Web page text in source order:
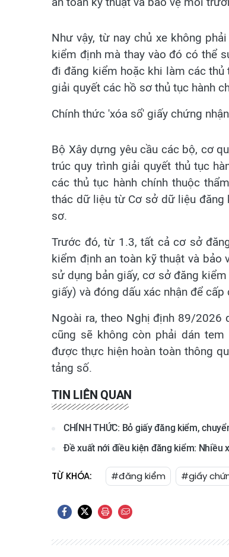
Như vậy, từ nay chủ xe không
kiểm định mà thay vào đó có thể
đi đăng kiểm hoặc khi làm các
giải quyết các hồ sơ thủ tục hành
Chính thức 'xóa sổ' giấy chứng
Bộ Xây dựng yêu cầu các bộ, cơ
trúc quy trình giải quyết thủ tục
các thủ tục hành chính thuộc
thác dữ liệu từ Cơ sở dữ liệu
sơ.
Trước đó, từ 1.3, tất cả cơ sở
kiểm định an toàn kỹ thuật và bảo
sử dụng bản giấy, cơ sở đăng
giấy) và đóng dấu xác nhận để cấp
Ngoài ra, theo Nghị định 89/2026
cũng sẽ không còn phải dán
được thực hiện hoàn toàn thông
tảng số.
TIN LIÊN QUAN
CHÍNH THỨC: Bỏ giấy đăng kiểm,
Đề xuất nới điều kiện đăng kiểm: Nhiều
TỪ KHÓA: #đăng kiểm #giấy